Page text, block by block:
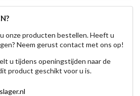
onze producten bestellen. Heeft u
Neem gerust contact met ons op!
u tijdens openingstijden naar de
product geschikt voor u is.